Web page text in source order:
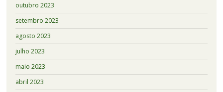
outubro 2023
setembro 2023
agosto 2023
julho 2023
maio 2023
abril 2023